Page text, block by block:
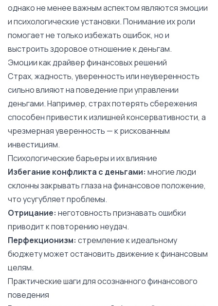
однако не менее важным аспектом являются эмоции
и психологические установки. Понимание их роли
помогает не только избежать ошибок, но и
выстроить здоровое отношение к деньгам.
Эмоции как драйвер финансовых решений
Страх, жадность, уверенность или неуверенность
сильно влияют на поведение при управлении
деньгами. Например, страх потерять сбережения
способен привести к излишней консервативности, а
чрезмерная уверенность — к рискованным
инвестициям.
Психологические барьеры и их влияние
Избегание конфликта с деньгами: многие люди
склонны закрывать глаза на финансовое положение,
что усугубляет проблемы.
Отрицание: неготовность признавать ошибки
приводит к повторению неудач.
Перфекционизм: стремление к идеальному
бюджету может остановить движение к финансовым
целям.
Практические шаги для осознанного финансового
поведения